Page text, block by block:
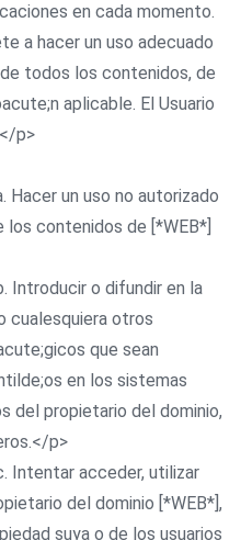
en cada momento.
a hacer un uso adecuado
todos los contenidos, de
aplicable. El Usuario
p>
un uso no autorizado
contenidos de [*WEB*]
Introducir o difundir en la
cualesquiera otros
que sean
en los sistemas
del propietario del dominio,
p>
Intentar acceder, utilizar
del dominio [*WEB*],
suya o de los usuarios